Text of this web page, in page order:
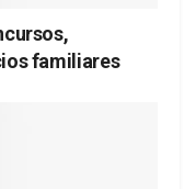
familiares